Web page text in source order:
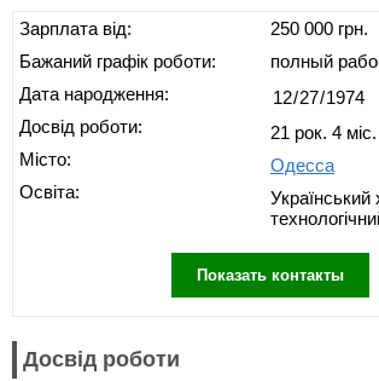
Зарплата від:
Бажаний графік роботи:
Дата народження:
Досвід роботи:
Місто:
Освіта:
250 000 грн.
полный
21 рок. 4 міс.
Одесса
Український
Показать контакты
Досвід роботи